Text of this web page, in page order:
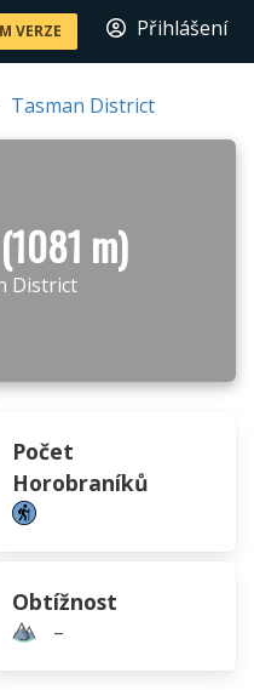
VERZE Přihlášení
Tasman District
m)
District
Počet
Horobraníků
Obtížnost
–